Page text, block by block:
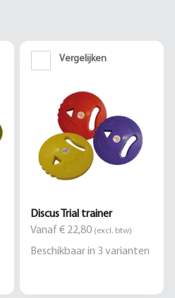
Vergelijken
Discus Trial trainer
Vanaf € 22,80 (excl. btw)
Beschikbaar in 3 varianten